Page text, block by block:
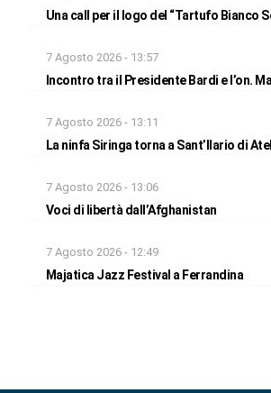
Una call per il logo del “Tartufo Bianco
7 Agosto 2026 - 13:57
Incontro tra il Presidente Bardi e l’on.
7 Agosto 2026 - 13:11
La ninfa Siringa torna a Sant’Ilario di
7 Agosto 2026 - 13:06
Voci di libertà dall’Afghanistan
7 Agosto 2026 - 12:49
Majatica Jazz Festival a Ferrandina